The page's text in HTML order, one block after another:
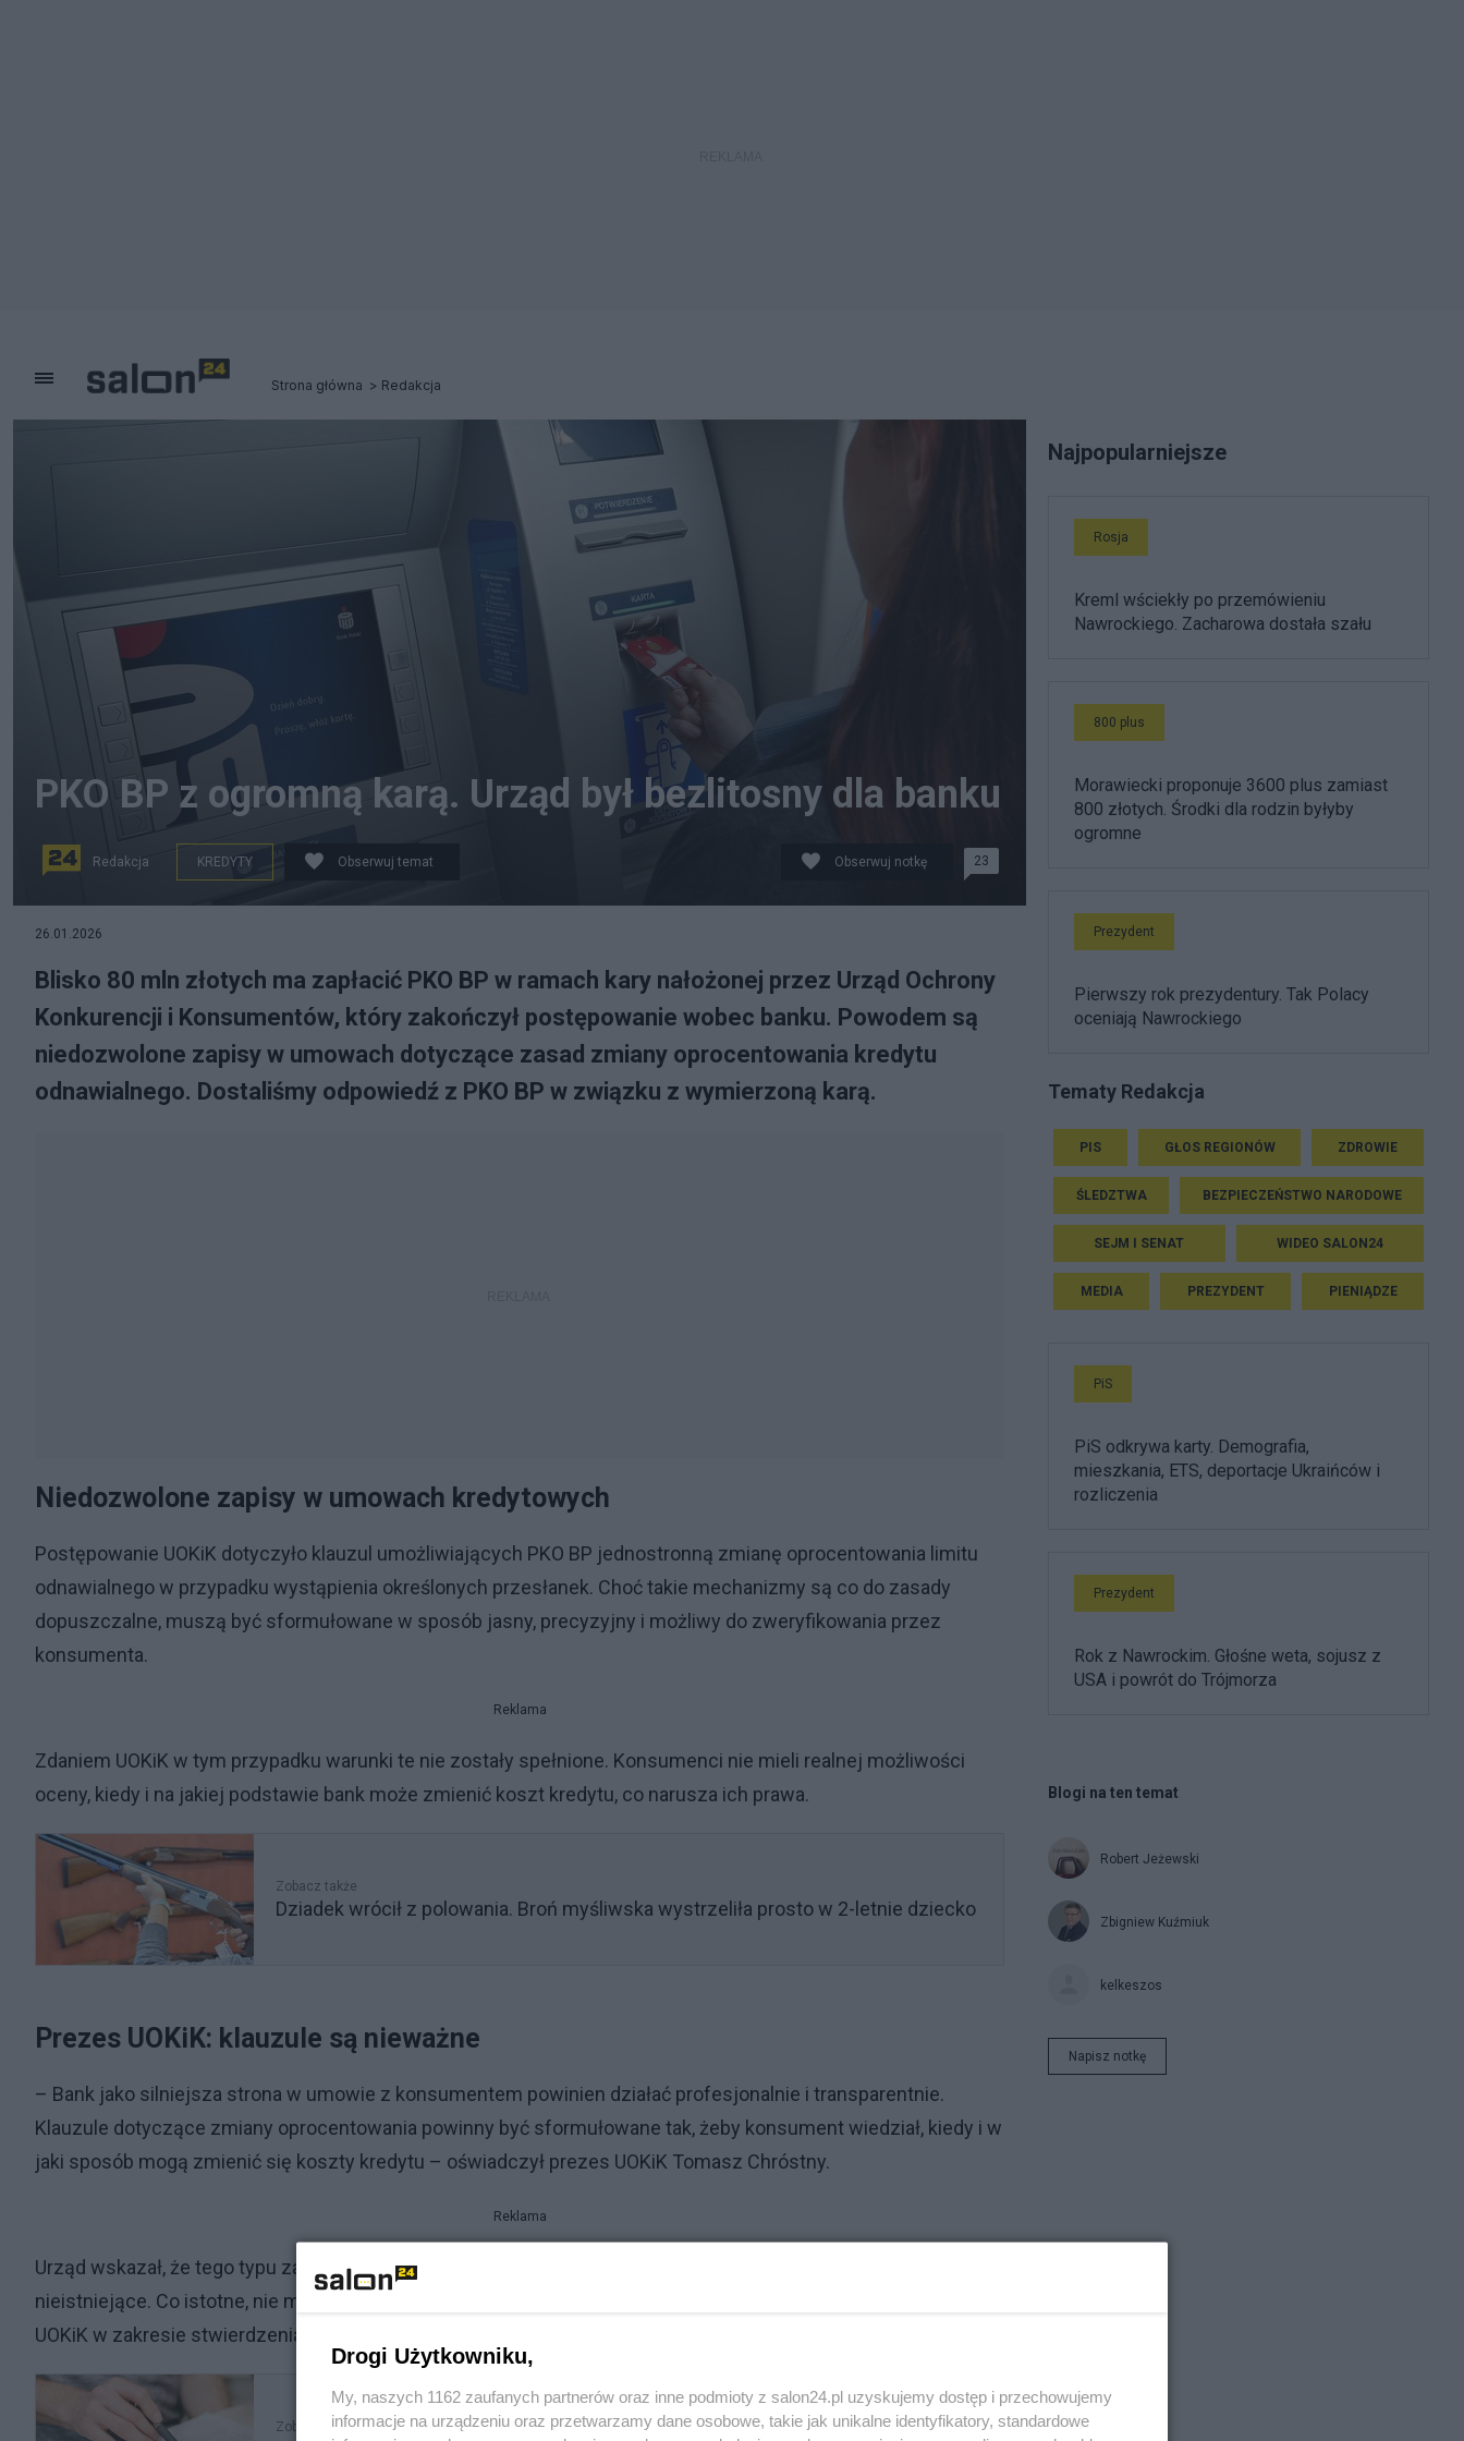
Strona główna Redakcja
PKO BP z ogromną karą. Urząd był bezlitosny dla banku
Redakcja KREDYTY Obserwuj temat Obserwuj notkę 23
26.01.2026
Blisko 80 mln złotych ma zapłacić PKO BP w ramach kary nałożonej przez Urząd Ochrony
Konkurencji i Konsumentów, który zakończył postępowanie wobec banku. Powodem są
niedozwolone zapisy w umowach dotyczące zasad zmiany oprocentowania kredytu
odnawialnego. Dostaliśmy odpowiedź z PKO BP w związku z wymierzoną karą.
Niedozwolone zapisy w umowach kredytowych
Postępowanie UOKiK dotyczyło klauzul umożliwiających PKO BP jednostronną zmianę oprocentowania limitu
odnawialnego w przypadku wystąpienia określonych przesłanek. Choć takie mechanizmy są co do zasady
dopuszczalne, muszą być sformułowane w sposób jasny, precyzyjny i możliwy do zweryfikowania przez
konsumenta.
Reklama
Zdaniem UOKiK w tym przypadku warunki te nie zostały spełnione. Konsumenci nie mieli realnej możliwości
oceny, kiedy i na jakiej podstawie bank może zmienić koszt kredytu, co narusza ich prawa.
Zobacz także
Dziadek wrócił z polowania. Broń myśliwska wystrzeliła prosto w 2-letnie dziecko
Prezes UOKiK: klauzule są nieważne
– Bank jako silniejsza strona w umowie z konsumentem powinien działać profesjonalnie i transparentnie.
Klauzule dotyczące zmiany oprocentowania powinny być sformułowane tak, żeby konsument wiedział, kiedy i w
jaki sposób mogą zmienić się koszty kredytu – oświadczył prezes UOKiK Tomasz Chróstny.
Reklama
Urząd wskazał, że tego typu zapisy należy uznać za nieważne, a konsumenci mogą je traktować jak
nieistniejące. Co istotne, nie ma potrzeby występowania na drogę sądową, ponieważ sądy są związane decyzją
UOKiK w zakresie stwierdzenia niedozwolonego charakteru klauzul.
Zobacz także
Najpopularniejsze
Rosja
Kreml wściekły po przemówieniu
Nawrockiego. Zacharowa dostała szału
800 plus
Morawiecki proponuje 3600 plus zamiast
800 złotych. Środki dla rodzin byłyby
ogromne
Prezydent
Pierwszy rok prezydentury. Tak Polacy
oceniają Nawrockiego
Tematy Redakcja
PIS GŁOS REGIONÓW ZDROWIE
ŚLEDZTWA BEZPIECZEŃSTWO NARODOWE
SEJM I SENAT WIDEO SALON24
MEDIA PREZYDENT PIENIĄDZE
PiS
PiS odkrywa karty. Demografia,
mieszkania, ETS, deportacje Ukraińców i
rozliczenia
Prezydent
Rok z Nawrockim. Głośne weta, sojusz z
USA i powrót do Trójmorza
Blogi na ten temat
Robert Jeżewski
Zbigniew Kuźmiuk
kelkeszos
Napisz notkę
Drogi Użytkowniku,
My, naszych 1162 zaufanych partnerów oraz inne podmioty z salon24.pl uzyskujemy dostęp i przechowujemy
informacje na urządzeniu oraz przetwarzamy dane osobowe, takie jak unikalne identyfikatory, standardowe